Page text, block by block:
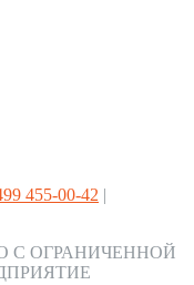
455-00-42 |
С ОГРАНИЧЕННОЙ